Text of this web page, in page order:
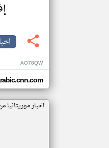
AO78QW
اخبار